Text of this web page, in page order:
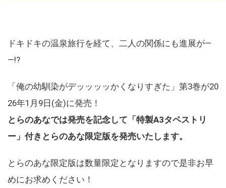
ドキドキの温泉旅行を経て、二人の関係にも進展が―
―!?
「俺の幼馴染がデッッッッかくなりすぎた」第3巻が20
26年1月9日(金)に発売！
とらのあなでは発売を記念して「特製A3タペストリ
ー」付きとらのあな限定版を発売いたします。
とらのあな限定版は数量限定となりますので是非お早
めにお求めください！